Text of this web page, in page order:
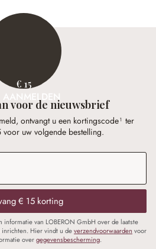
€ 15
AANMELDEN
voor de nieuwsbrief
ontvangt u een kortingscode¹ ter
voor uw volgende bestelling.
€ 15 korting
informatie van LOBERON GmbH over de laatste
Hier vindt u deverzendvoorwaarden voor
overgegevensbescherming.